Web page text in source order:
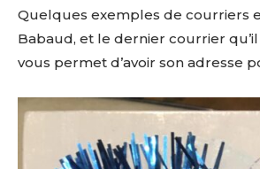
Quelques exemples de courriers
Babaud, et le dernier courrier
vous permet d’avoir son adresse